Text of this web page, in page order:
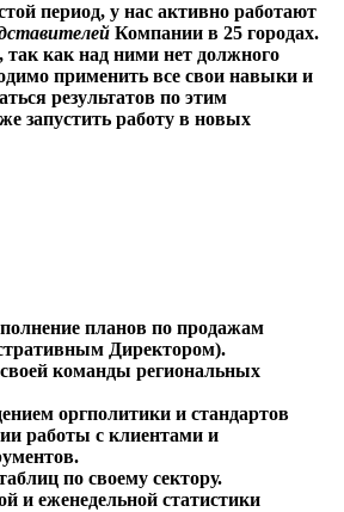
период, у нас активно работают
Компании в 25 городах.
как над ними нет должного
применить все свои навыки и
результатов по этим
запустить работу в новых
планов по продажам
Директором).
команды региональных
оргполитики и стандартов
работы с клиентами и
по своему сектору.
и еженедельной статистики